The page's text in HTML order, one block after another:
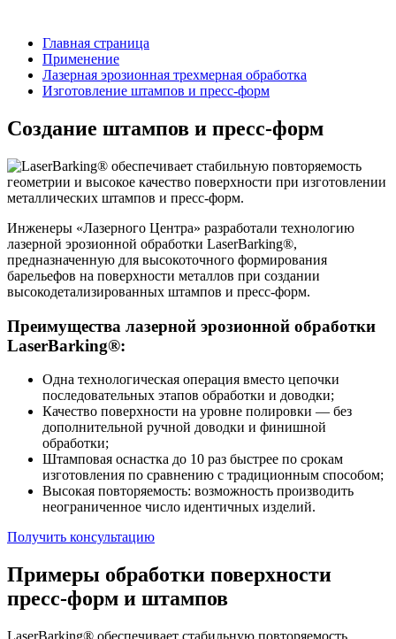
Главная страница
Применение
Лазерная эрозионная трехмерная обработка
Изготовление штампов и пресс-форм
Создание штампов и пресс-форм
Инженеры «Лазерного Центра» разработали технологию
лазерной эрозионной обработки LaserBarking®,
предназначенную для высокоточного формирования
барельефов на поверхности металлов при создании
высокодетализированных штампов и пресс-форм.
Преимущества лазерной эрозионной обработки
LaserBarking®:
Одна технологическая операция вместо цепочки
последовательных этапов обработки и доводки;
Качество поверхности на уровне полировки — без
дополнительной ручной доводки и финишной
обработки;
Штамповая оснастка до 10 раз быстрее по срокам
изготовления по сравнению с традиционным способом;
Высокая повторяемость: возможность производить
неограниченное число идентичных изделий.
Получить консультацию
Примеры обработки поверхности
пресс-форм и штампов
LaserBarking® обеспечивает стабильную повторяемость